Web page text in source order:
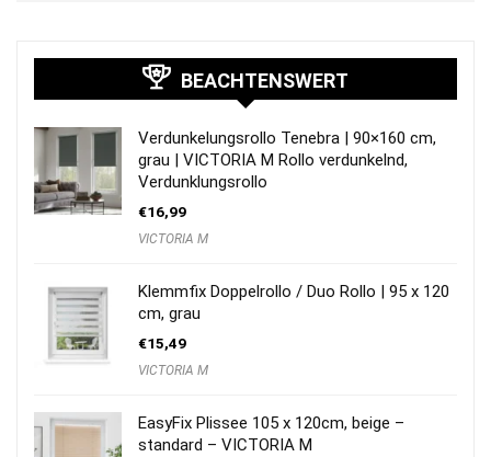
BEACHTENSWERT
Verdunkelungsrollo Tenebra | 90×160 cm,
grau | VICTORIA M Rollo verdunkelnd,
Verdunklungsrollo
€16,99
VICTORIA M
Klemmfix Doppelrollo / Duo Rollo | 95 x 120
cm, grau
€15,49
VICTORIA M
EasyFix Plissee 105 x 120cm, beige –
standard – VICTORIA M